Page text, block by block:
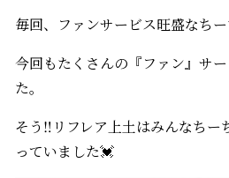
毎回、ファンサービス旺盛なち
今回もたくさんの『ファン』サ
た。
そう‼リフレア上土はみんなちー
っていました💓